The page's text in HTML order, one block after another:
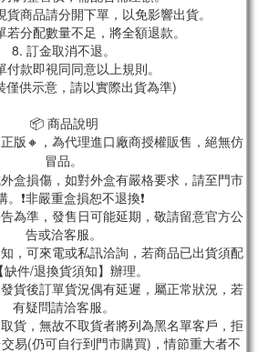
商品請分開下單，以免影響出貨。
若分配數量不足，將全額退款。
8. 訂金取消不退。
付款即視同同意以上規則。
僅供示意，請以實際出貨為準)
📦 商品說明
版🔸，為代理進口廠商授權販售，絕無仿
冒品。
盒損傷，如對外盒有嚴格要求，請至門市
。❗非嚴重盒損恕不退換❗
為準，發售日可能延期，敬請留意官方公
告或洽客服。
，可來電或私訊洽詢，若商品已出貨須配
件/退換貨須知】辦理。
貨後訂單貨況偶有延遲，屬正常狀況，若
有疑問請洽客服。
貨，無故不取貨者將列為黑名單客戶，拒
易(仍可自行到門市購買)，情節重大者不